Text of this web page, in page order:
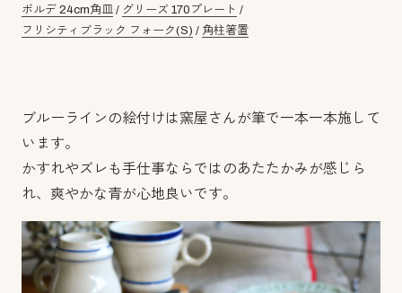
ボルデ 24cm角皿 / グリーズ 170プレート /
フリシティブラック フォーク(S) / 角柱箸置
ブルーラインの絵付けは窯屋さんが筆で一本一本施して
います。
かすれやズレも手仕事ならではのあたたかみが感じら
れ、爽やかな青が心地良いです。